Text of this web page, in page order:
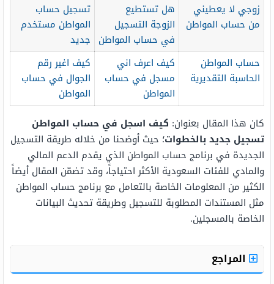
زوجي لا يعطيني
من حساب المواطن
هل تستطيع
الزوجة التسجيل
في حساب المواطن
تسجيل حساب
المواطن مستخدم
جديد
حساب المواطن
الحاسبة التقديرية
كيف اعرف اني
مسجل في حساب
المواطن
كيف اغير رقم
الجوال في حساب
المواطن
كان هذا المقال بعنوان: كيف اسجل في حساب المواطن
تسجيل جديد بالخطوات؛ حيث أوضحنا من خلاله طريقة التسجيل
الجديدة في برنامج حساب المواطن الذي يقدم الدعم المالي
والمادي للفئات السعودية الأكثر احتياجاً، وقد تضمّن المقال أيضاً
الكثير من المعلومات الخاصة بالتعامل مع برنامج حساب المواطن
مثل المستندات المطلوبة للتسجيل وطريقة تحديث البيانات
الخاصة بالمسجلين.
المراجع